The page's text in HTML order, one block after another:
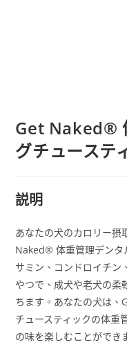
Get Naked®
グチューステ
説明
あなたの犬のカロリー摂
Naked® 体重管理デンタ
サミン、コンドロイチン
やつで、成犬や老犬の柔
ちます。あなたの犬は
チュースティックの体重
の味を楽しむことができ